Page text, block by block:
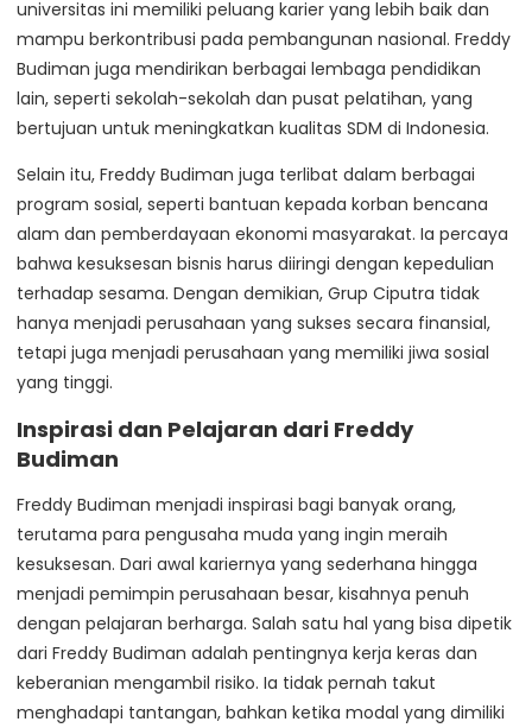
universitas ini memiliki peluang karier yang lebih baik dan
mampu berkontribusi pada pembangunan nasional. Freddy
Budiman juga mendirikan berbagai lembaga pendidikan
lain, seperti sekolah-sekolah dan pusat pelatihan, yang
bertujuan untuk meningkatkan kualitas SDM di Indonesia.
Selain itu, Freddy Budiman juga terlibat dalam berbagai
program sosial, seperti bantuan kepada korban bencana
alam dan pemberdayaan ekonomi masyarakat. Ia percaya
bahwa kesuksesan bisnis harus diiringi dengan kepedulian
terhadap sesama. Dengan demikian, Grup Ciputra tidak
hanya menjadi perusahaan yang sukses secara finansial,
tetapi juga menjadi perusahaan yang memiliki jiwa sosial
yang tinggi.
Inspirasi dan Pelajaran dari Freddy
Budiman
Freddy Budiman menjadi inspirasi bagi banyak orang,
terutama para pengusaha muda yang ingin meraih
kesuksesan. Dari awal kariernya yang sederhana hingga
menjadi pemimpin perusahaan besar, kisahnya penuh
dengan pelajaran berharga. Salah satu hal yang bisa dipetik
dari Freddy Budiman adalah pentingnya kerja keras dan
keberanian mengambil risiko. Ia tidak pernah takut
menghadapi tantangan, bahkan ketika modal yang dimiliki